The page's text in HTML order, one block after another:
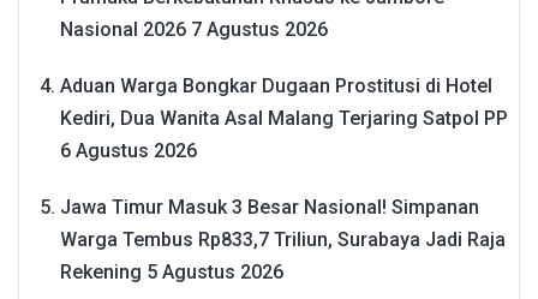
Nasional 2026 7 Agustus 2026
Aduan Warga Bongkar Dugaan Prostitusi di Hotel
Kediri, Dua Wanita Asal Malang Terjaring Satpol PP
6 Agustus 2026
Jawa Timur Masuk 3 Besar Nasional! Simpanan
Warga Tembus Rp833,7 Triliun, Surabaya Jadi Raja
Rekening 5 Agustus 2026